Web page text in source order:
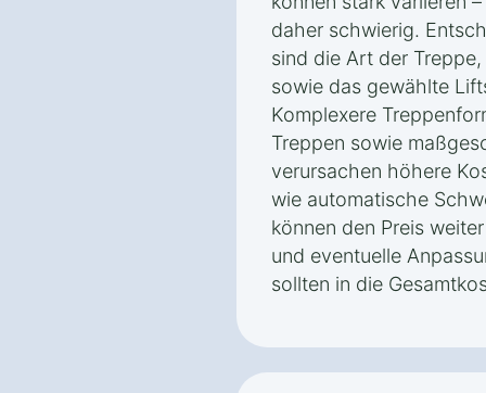
daher schwierig.
sind die Art der
sowie das gewählte
Komplexere
Treppen sowie
verursachen höhere
wie automatische
können den Preis
und eventuelle
sollten in die